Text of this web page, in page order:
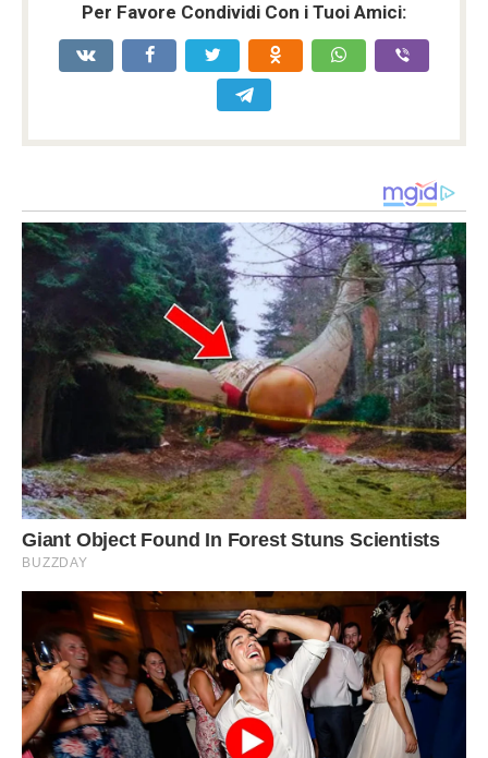
Per Favore Condividi Con i Tuoi Amici: